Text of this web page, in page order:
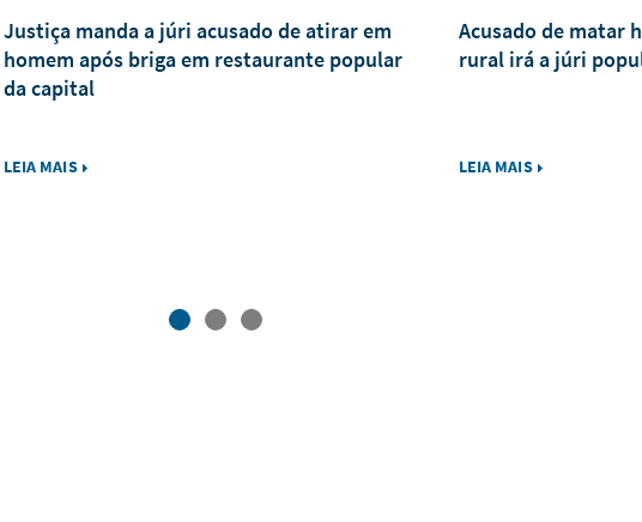
Justiça manda a júri acusado de atirar em
homem após briga em restaurante popular
da capital
LEIA MAIS
Acusado de matar
rural irá a júri
LEIA MAIS